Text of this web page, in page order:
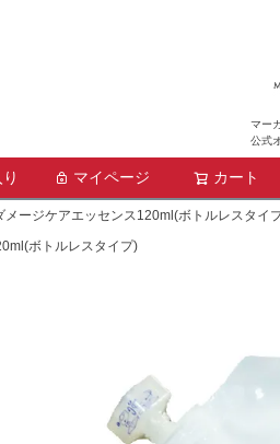
マー
公式
マイページ カート
メージケアエッセンス120ml(ボトルレスタイ
ボトルレスタイプ)